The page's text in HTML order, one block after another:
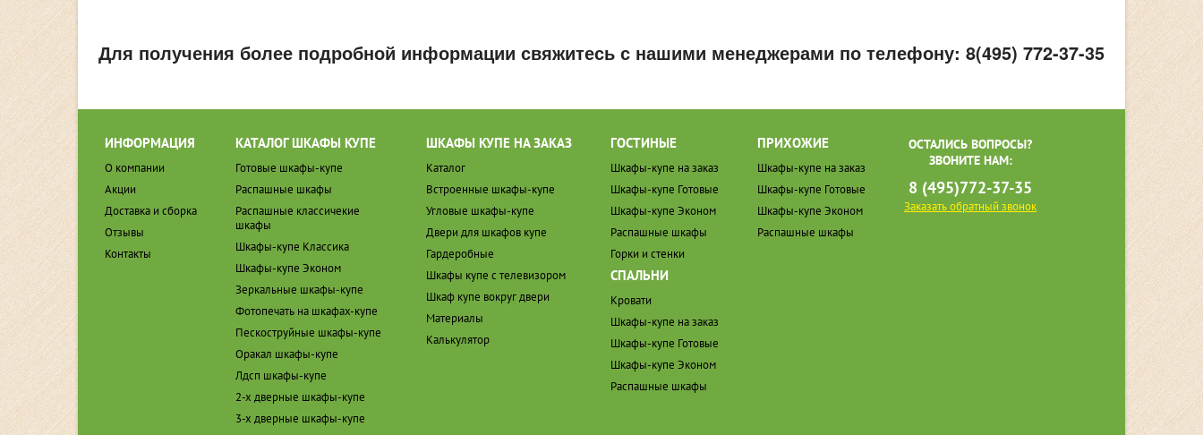
Для получения более подробной информации свяжитесь с нашими менеджерами по телефону: 8(495) 772-37-35
ИНФОРМАЦИЯ
О компании
Акции
Доставка и сборка
Отзывы
Контакты
КАТАЛОГ ШКАФЫ КУПЕ
Готовые шкафы-купе
Распашные шкафы
Распашные классичекие
шкафы
Шкафы-купе Классика
Шкафы-купе Эконом
Зеркальные шкафы-купе
Фотопечать на шкафах-купе
Пескоструйные шкафы-купе
Оракал шкафы-купе
Лдсп шкафы-купе
2-х дверные шкафы-купе
3-х дверные шкафы-купе
ШКАФЫ КУПЕ НА ЗАКАЗ
Каталог
Встроенные шкафы-купе
Угловые шкафы-купе
Двери для шкафов купе
Гардеробные
Шкафы купе с телевизором
Шкаф купе вокруг двери
Материалы
Калькулятор
ГОСТИНЫЕ
Шкафы-купе на заказ
Шкафы-купе Готовые
Шкафы-купе Эконом
Распашные шкафы
Горки и стенки
СПАЛЬНИ
Кровати
Шкафы-купе на заказ
Шкафы-купе Готовые
Шкафы-купе Эконом
Распашные шкафы
ПРИХОЖИЕ
Шкафы-купе на заказ
Шкафы-купе Готовые
Шкафы-купе Эконом
Распашные шкафы
ОСТАЛИСЬ ВОПРОСЫ?
ЗВОНИТЕ НАМ:
8 (495)772-37-35
Заказать обратный звонок